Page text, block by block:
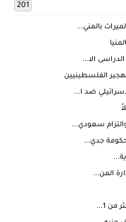
201
بالمني...
الا...
الفلسطينيين
ضد ا...
سعودي...
حكومة جدي...
المن...
من 1...